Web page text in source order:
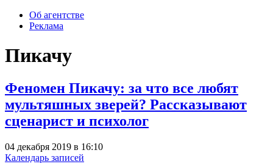
Об агентстве
Реклама
Пикачу
Феномен Пикачу: за что все любят
мультяшных зверей? Рассказывают
сценарист и психолог
04 декабря 2019 в 16:10
Календарь записей